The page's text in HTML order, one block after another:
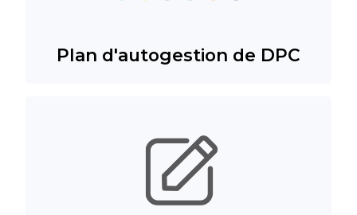
Plan d'autogestion de DPC